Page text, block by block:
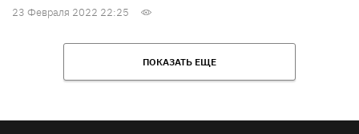
23 Февраля 2022 22:25
ПОКАЗАТЬ ЕЩЕ